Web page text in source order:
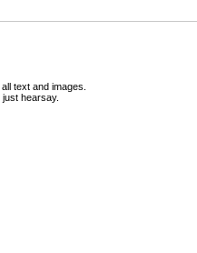
text and images.
hearsay.